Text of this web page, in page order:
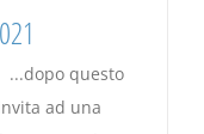
...dopo questo
ad una